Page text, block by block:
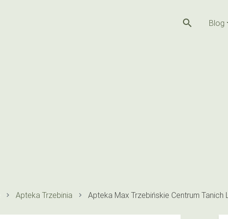
search Blog
Apteka Trzebinia Apteka Max Trzebińskie Centrum Tanich